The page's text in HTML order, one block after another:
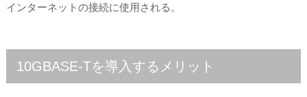
インターネットの接続に使用される。
10GBASE-Tを導入するメリット